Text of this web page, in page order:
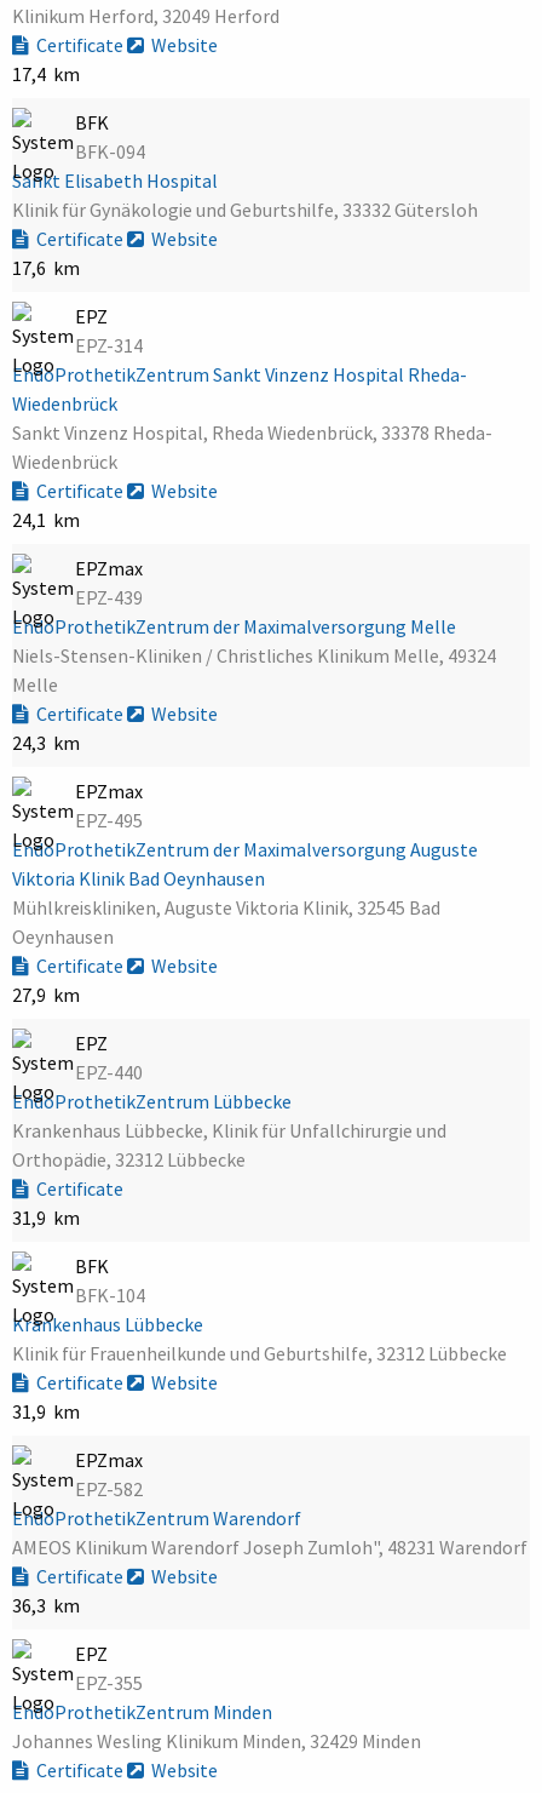
Klinikum Herford, 32049 Herford
Certificate
Website
17,4 km
BFK
BFK-094
Sankt Elisabeth Hospital
Klinik für Gynäkologie und Geburtshilfe, 33332 Gütersloh
Certificate
Website
17,6 km
EPZ
EPZ-314
EndoProthetikZentrum Sankt Vinzenz Hospital Rheda-
Wiedenbrück
Sankt Vinzenz Hospital, Rheda Wiedenbrück, 33378 Rheda-
Wiedenbrück
Certificate
Website
24,1 km
EPZmax
EPZ-439
EndoProthetikZentrum der Maximalversorgung Melle
Niels-Stensen-Kliniken / Christliches Klinikum Melle, 49324
Melle
Certificate
Website
24,3 km
EPZmax
EPZ-495
EndoProthetikZentrum der Maximalversorgung Auguste
Viktoria Klinik Bad Oeynhausen
Mühlkreiskliniken, Auguste Viktoria Klinik, 32545 Bad
Oeynhausen
Certificate
Website
27,9 km
EPZ
EPZ-440
EndoProthetikZentrum Lübbecke
Krankenhaus Lübbecke, Klinik für Unfallchirurgie und
Orthopädie, 32312 Lübbecke
Certificate
31,9 km
BFK
BFK-104
Krankenhaus Lübbecke
Klinik für Frauenheilkunde und Geburtshilfe, 32312 Lübbecke
Certificate
Website
31,9 km
EPZmax
EPZ-582
EndoProthetikZentrum Warendorf
AMEOS Klinikum Warendorf Joseph Zumloh", 48231 Warendorf
Certificate
Website
36,3 km
EPZ
EPZ-355
EndoProthetikZentrum Minden
Johannes Wesling Klinikum Minden, 32429 Minden
Certificate
Website